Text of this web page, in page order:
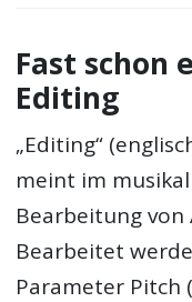
Fast schon
Editing
„Editing“
meint im
Bearbeitung von
Bearbeitet
Parameter Pitch